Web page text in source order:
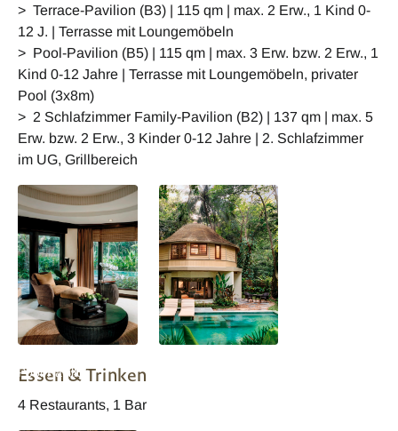
> Terrace-Pavilion (B3) | 115 qm | max. 2 Erw., 1 Kind 0-
12 J. | Terrasse mit Loungemöbeln
> Pool-Pavilion (B5) | 115 qm | max. 3 Erw. bzw. 2 Erw., 1
Kind 0-12 Jahre | Terrasse mit Loungemöbeln, privater
Pool (3x8m)
> 2 Schlafzimmer Family-Pavilion (B2) | 137 qm | max. 5
Erw. bzw. 2 Erw., 3 Kinder 0-12 Jahre | 2. Schlafzimmer
im UG, Grillbereich
Pool-Pavillon
Essen & Trinken
4 Restaurants, 1 Bar